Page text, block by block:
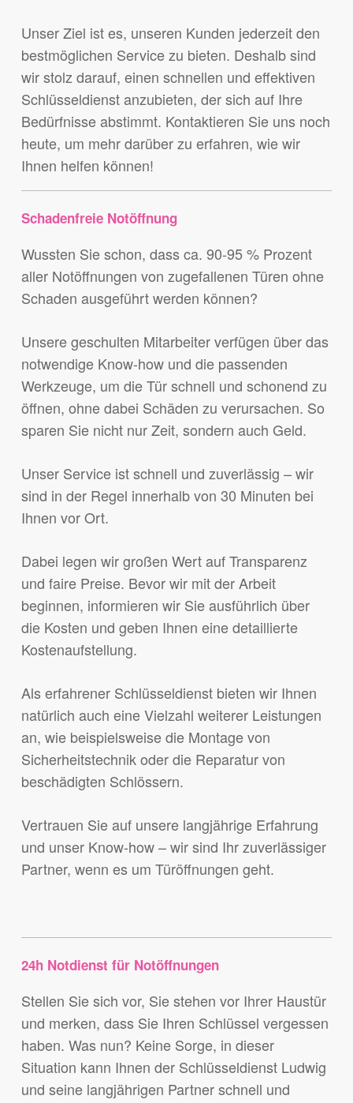
Unser Ziel ist es, unseren Kunden jederzeit den
bestmöglichen Service zu bieten. Deshalb sind
wir stolz darauf, einen schnellen und effektiven
Schlüsseldienst anzubieten, der sich auf Ihre
Bedürfnisse abstimmt. Kontaktieren Sie uns noch
heute, um mehr darüber zu erfahren, wie wir
Ihnen helfen können!
Schadenfreie Notöffnung
Wussten Sie schon, dass ca. 90-95 % Prozent
aller Notöffnungen von zugefallenen Türen ohne
Schaden ausgeführt werden können?
Unsere geschulten Mitarbeiter verfügen über das
notwendige Know-how und die passenden
Werkzeuge, um die Tür schnell und schonend zu
öffnen, ohne dabei Schäden zu verursachen. So
sparen Sie nicht nur Zeit, sondern auch Geld.
Unser Service ist schnell und zuverlässig – wir
sind in der Regel innerhalb von 30 Minuten bei
Ihnen vor Ort.
Dabei legen wir großen Wert auf Transparenz
und faire Preise. Bevor wir mit der Arbeit
beginnen, informieren wir Sie ausführlich über
die Kosten und geben Ihnen eine detaillierte
Kostenaufstellung.
Als erfahrener Schlüsseldienst bieten wir Ihnen
natürlich auch eine Vielzahl weiterer Leistungen
an, wie beispielsweise die Montage von
Sicherheitstechnik oder die Reparatur von
beschädigten Schlössern.
Vertrauen Sie auf unsere langjährige Erfahrung
und unser Know-how – wir sind Ihr zuverlässiger
Partner, wenn es um Türöffnungen geht.
24h Notdienst für Notöffnungen
Stellen Sie sich vor, Sie stehen vor Ihrer Haustür
und merken, dass Sie Ihren Schlüssel vergessen
haben. Was nun? Keine Sorge, in dieser
Situation kann Ihnen der Schlüsseldienst Ludwig
und seine langjährigen Partner schnell und